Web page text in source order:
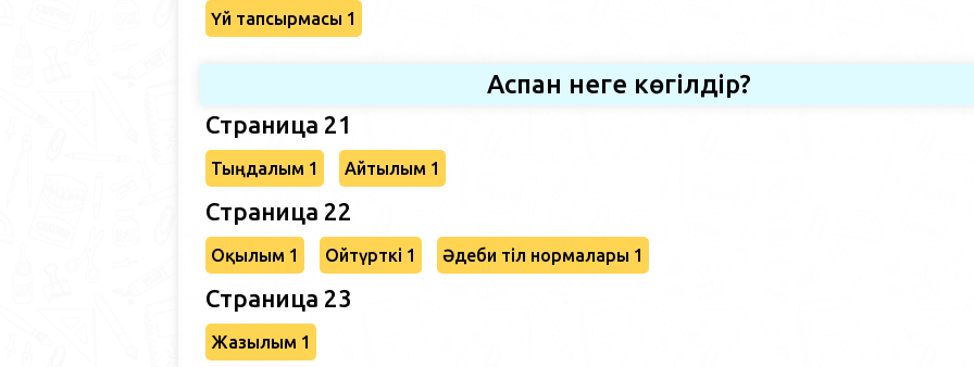
Үй тапсырмасы 1
Аспан неге көгілдір?
Страница 21
Тыңдалым 1 Айтылым 1
Страница 22
Оқылым 1 Ойтүрткі 1 Әдеби тіл нормалары 1
Страница 23
Жазылым 1